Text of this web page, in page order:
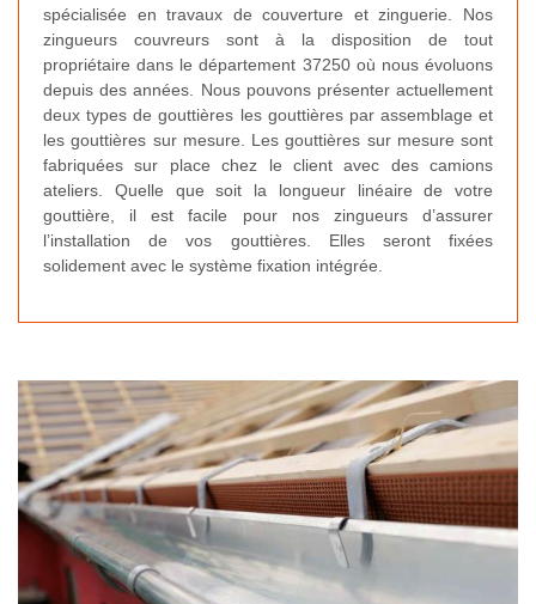
spécialisée en travaux de couverture et zinguerie. Nos
zingueurs couvreurs sont à la disposition de tout
propriétaire dans le département 37250 où nous évoluons
depuis des années. Nous pouvons présenter actuellement
deux types de gouttières les gouttières par assemblage et
les gouttières sur mesure. Les gouttières sur mesure sont
fabriquées sur place chez le client avec des camions
ateliers. Quelle que soit la longueur linéaire de votre
gouttière, il est facile pour nos zingueurs d’assurer
l’installation de vos gouttières. Elles seront fixées
solidement avec le système fixation intégrée.